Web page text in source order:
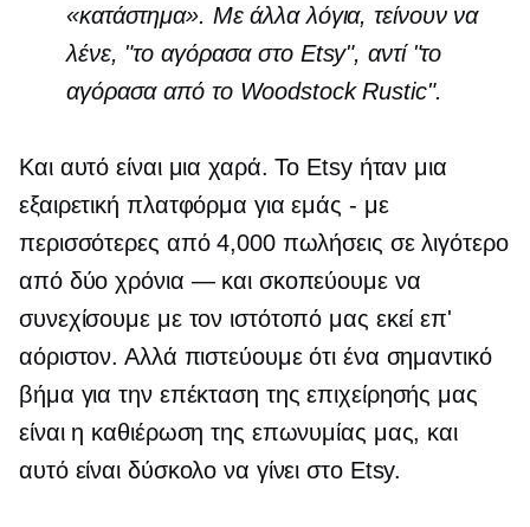
«κατάστημα». Με άλλα λόγια, τείνουν να
λένε, "το αγόρασα στο Etsy", αντί "το
αγόρασα από το Woodstock Rustic".
Και αυτό είναι μια χαρά. Το Etsy ήταν μια
εξαιρετική πλατφόρμα για εμάς - με
περισσότερες από 4,000 πωλήσεις σε λιγότερο
από δύο χρόνια — και σκοπεύουμε να
συνεχίσουμε με τον ιστότοπό μας εκεί επ'
αόριστον. Αλλά πιστεύουμε ότι ένα σημαντικό
βήμα για την επέκταση της επιχείρησής μας
είναι η καθιέρωση της επωνυμίας μας, και
αυτό είναι δύσκολο να γίνει στο Etsy.